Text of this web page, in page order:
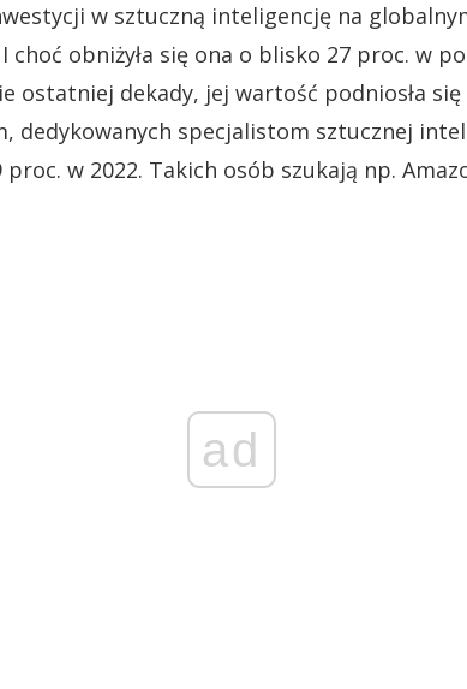
w sztuczną inteligencję na
choć obniżyła się ona o blisko 27 proc. w
ostatniej dekady, jej wartość podniosła się
dedykowanych specjalistom sztucznej
w 2022. Takich osób szukają np.
ad